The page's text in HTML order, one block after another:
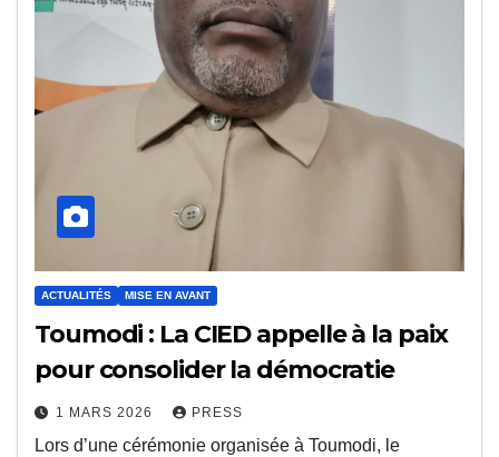
ACTUALITÉS MISE EN AVANT
Toumodi : La CIED appelle à la paix
pour consolider la démocratie
1 MARS 2026 PRESS
Lors d’une cérémonie organisée à Toumodi, le